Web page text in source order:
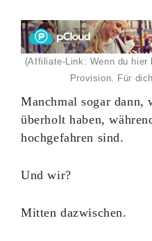
(Affiliate-Link: Wenn du
Provision. Für
Manchmal sogar dann,
überholt haben,
hochgefahren sind.
Und wir?
Mitten dazwischen.